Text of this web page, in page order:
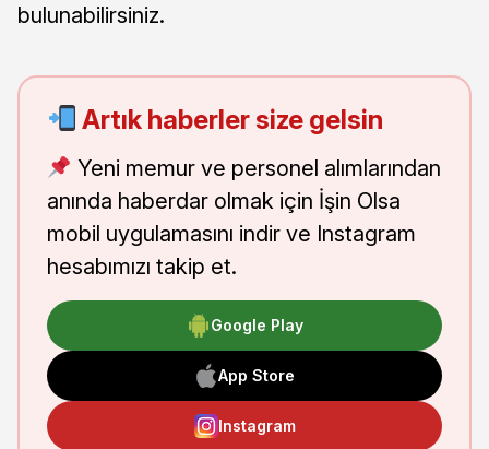
bulunabilirsiniz.
Artık haberler size gelsin
Yeni memur ve personel alımlarından
anında haberdar olmak için İşin Olsa
mobil uygulamasını indir ve Instagram
hesabımızı takip et.
Google Play
App Store
Instagram